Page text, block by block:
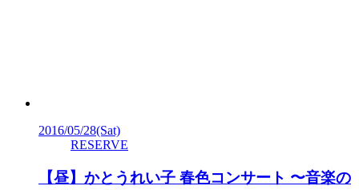
2016/05/28(Sat)
RESERVE
【昼】かとうれい子 春色コンサート 〜音楽の